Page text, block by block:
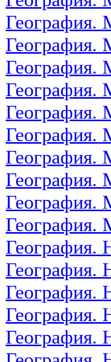
География.
География.
География.
География.
География.
География.
География.
География.
География.
География.
География.
География.
География.
География.
География.